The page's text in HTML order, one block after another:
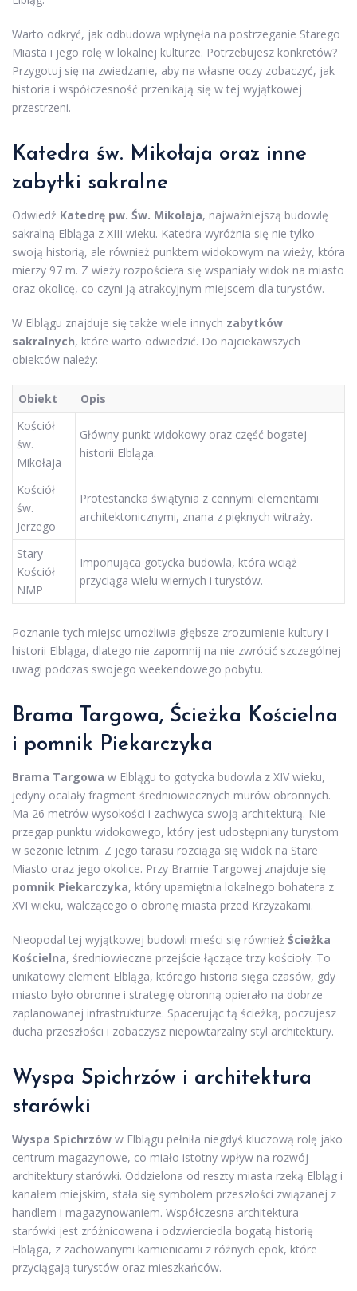
Warto odkryć, jak odbudowa wpłynęła na postrzeganie Starego
Miasta i jego rolę w lokalnej kulturze. Potrzebujesz konkretów?
Przygotuj się na zwiedzanie, aby na własne oczy zobaczyć, jak
historia i współczesność przenikają się w tej wyjątkowej
przestrzeni.
Katedra św. Mikołaja oraz inne
zabytki sakralne
Odwiedź Katedrę pw. Św. Mikołaja, najważniejszą budowlę
sakralną Elbląga z XIII wieku. Katedra wyróżnia się nie tylko
swoją historią, ale również punktem widokowym na wieży, która
mierzy 97 m. Z wieży rozpościera się wspaniały widok na miasto
oraz okolicę, co czyni ją atrakcyjnym miejscem dla turystów.
W Elblągu znajduje się także wiele innych zabytków
sakralnych, które warto odwiedzić. Do najciekawszych
obiektów należy:
Obiekt
Opis
Kościół
św.
Mikołaja
Główny punkt widokowy oraz część bogatej
historii Elbląga.
Kościół
św.
Jerzego
Protestancka świątynia z cennymi elementami
architektonicznymi, znana z pięknych witraży.
Stary
Kościół
NMP
Imponująca gotycka budowla, która wciąż
przyciąga wielu wiernych i turystów.
Poznanie tych miejsc umożliwia głębsze zrozumienie kultury i
historii Elbląga, dlatego nie zapomnij na nie zwrócić szczególnej
uwagi podczas swojego weekendowego pobytu.
Brama Targowa, Ścieżka Kościelna
i pomnik Piekarczyka
Brama Targowa w Elblągu to gotycka budowla z XIV wieku,
jedyny ocalały fragment średniowiecznych murów obronnych.
Ma 26 metrów wysokości i zachwyca swoją architekturą. Nie
przegap punktu widokowego, który jest udostępniany turystom
w sezonie letnim. Z jego tarasu rozciąga się widok na Stare
Miasto oraz jego okolice. Przy Bramie Targowej znajduje się
pomnik Piekarczyka, który upamiętnia lokalnego bohatera z
XVI wieku, walczącego o obronę miasta przed Krzyżakami.
Nieopodal tej wyjątkowej budowli mieści się również Ścieżka
Kościelna, średniowieczne przejście łączące trzy kościoły. To
unikatowy element Elbląga, którego historia sięga czasów, gdy
miasto było obronne i strategię obronną opierało na dobrze
zaplanowanej infrastrukturze. Spacerując tą ścieżką, poczujesz
ducha przeszłości i zobaczysz niepowtarzalny styl architektury.
Wyspa Spichrzów i architektura
starówki
Wyspa Spichrzów w Elblągu pełniła niegdyś kluczową rolę jako
centrum magazynowe, co miało istotny wpływ na rozwój
architektury starówki. Oddzielona od reszty miasta rzeką Elbląg i
kanałem miejskim, stała się symbolem przeszłości związanej z
handlem i magazynowaniem. Współczesna architektura
starówki jest zróżnicowana i odzwierciedla bogatą historię
Elbląga, z zachowanymi kamienicami z różnych epok, które
przyciągają turystów oraz mieszkańców.